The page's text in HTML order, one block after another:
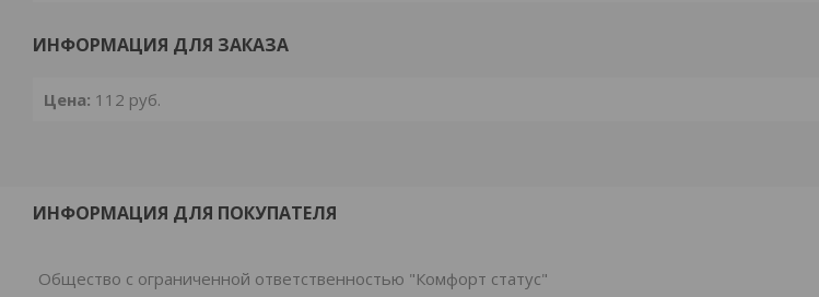
ИНФОРМАЦИЯ ДЛЯ ЗАКАЗА
Цена: 112 руб.
ИНФОРМАЦИЯ ДЛЯ ПОКУПАТЕЛЯ
Общество с ограниченной ответственностью "Комфорт статус"